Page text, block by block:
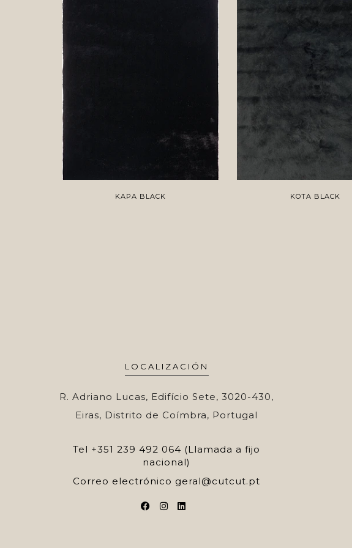
KAPA BLACK KOTA BLACK
LOCALIZACIÓN
R. Adriano Lucas, Edifício Sete, 3020-430,
Eiras, Distrito de Coímbra, Portugal
Tel +351 239 492 064 (Llamada a fijo
nacional)
Correo electrónico geral@cutcut.pt